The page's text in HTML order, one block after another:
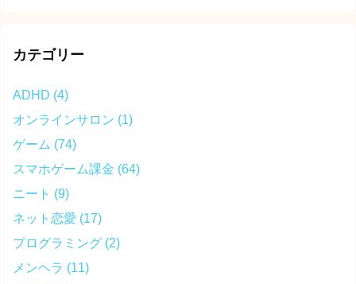
カテゴリー
ADHD (4)
オンラインサロン (1)
ゲーム (74)
スマホゲーム課金 (64)
ニート (9)
ネット恋愛 (17)
プログラミング (2)
メンヘラ (11)